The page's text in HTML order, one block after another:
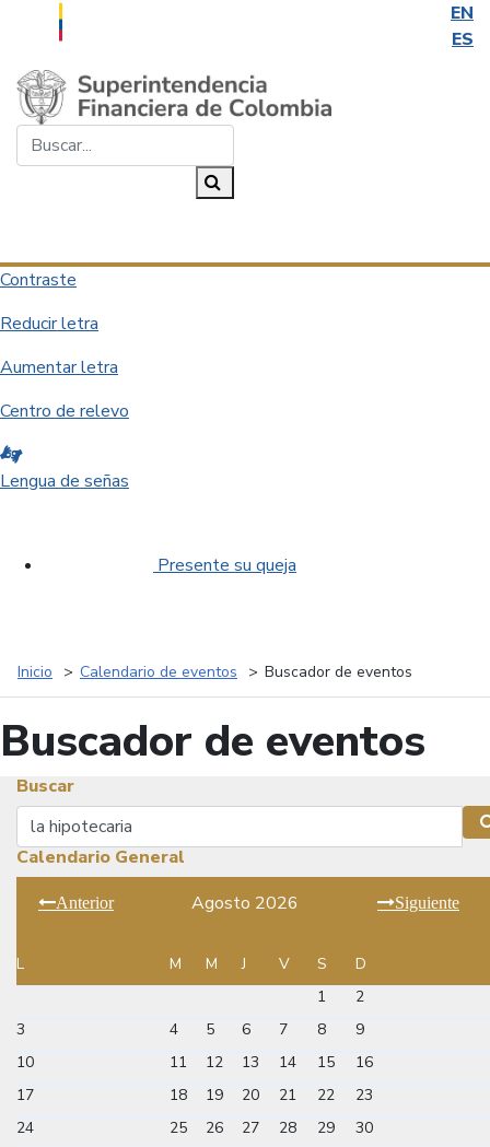
EN
ES
Saltar al contenido principal
Contraste
Reducir letra
Aumentar letra
Centro de relevo
Lengua de señas
Presente su queja
Inicio Calendario de eventos Buscador de eventos
Buscador de eventos
Buscar
Buscar
Calendario General
Anterior Agosto 2026 Siguiente
L M M J V S
D
1
2
3
4 5 6 7 8
9
10
11 12 13 14 15
16
17
18 19 20 21 22
23
24
25 26 27 28 29
30